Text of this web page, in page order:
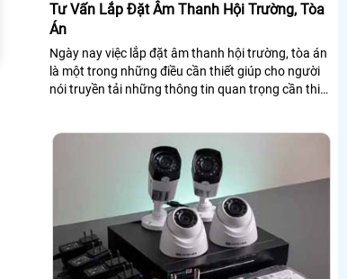
Tư Vấn Lắp Đặt Âm Thanh Hội Trường, Tòa
Án
Ngày nay việc lắp đặt âm thanh hội trường, tòa án
là một trong những điều cần thiết giúp cho người
nói truyền tải những thông tin quan trọng cần thiết